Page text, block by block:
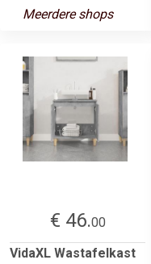
Meerdere shops
€ 46.00
VidaXL Wastafelkast